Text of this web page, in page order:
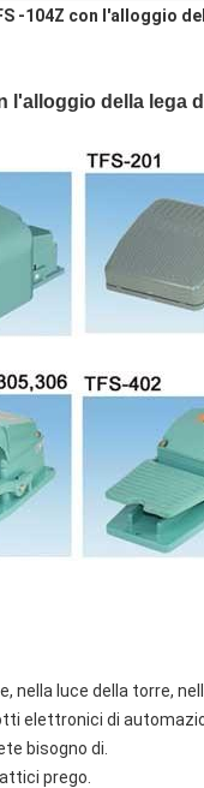
-104Z con l'alloggio
l'alloggio della lega
luce della torre,
elettronici di
bisogno di.
prego.